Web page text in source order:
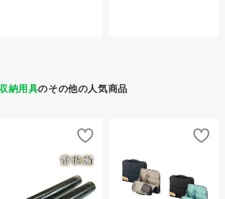
納用具のその他の人気商品